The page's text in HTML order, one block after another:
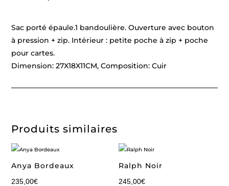
Sac porté épaule.1 bandoulière. Ouverture avec bouton
à pression + zip. Intérieur : petite poche à zip + poche
pour cartes.
Dimension: 27X18X11CM, Composition: Cuir
Produits similaires
Anya Bordeaux
235,00€
Ralph Noir
245,00€